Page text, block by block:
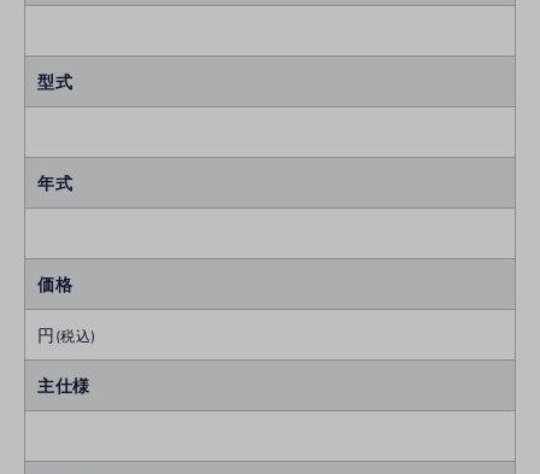
型式
年式
価格
円 (税込)
主仕様